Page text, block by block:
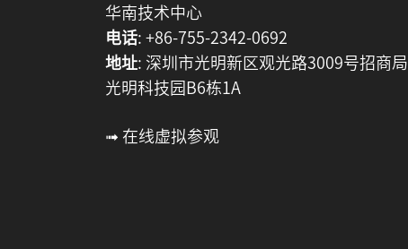
华南技术中心
电话: +86-755-2342-0692
地址: 深圳市光明新区观光路3009号招商局
光明科技园B6栋1A
➟ 在线虚拟参观